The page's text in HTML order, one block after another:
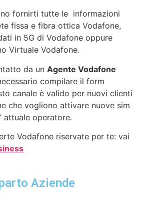
fornirti tutte le informazioni
fissa e fibra ottica Vodafone,
in 5G di Vodafone oppure
Virtuale Vodafone.
da un Agente Vodafone
compilare il form
canale è valido per nuovi clienti
che vogliono attivare nuove sim
attuale operatore.
Vodafone riservate per te: vai
Aziende